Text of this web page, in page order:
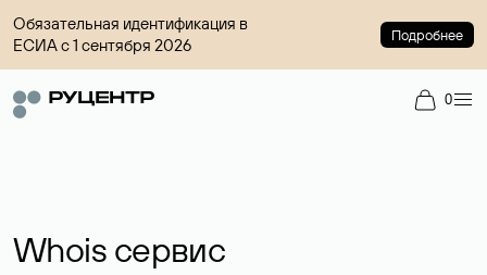
Обязательная идентификация в
ЕСИА с 1 сентября 2026
Подробнее
0
Whois сервис